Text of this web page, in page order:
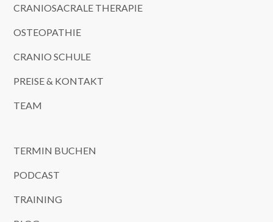
CRANIOSACRALE THERAPIE
OSTEOPATHIE
CRANIO SCHULE
PREISE & KONTAKT
TEAM
TERMIN BUCHEN
PODCAST
TRAINING